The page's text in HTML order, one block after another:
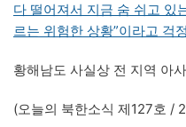
다 떨어져서 지금 숨 쉬고 있
르는 위험한 상황”이라고 걱
황해남도 사실상 전 지역 아
(오늘의 북한소식 제127호 /